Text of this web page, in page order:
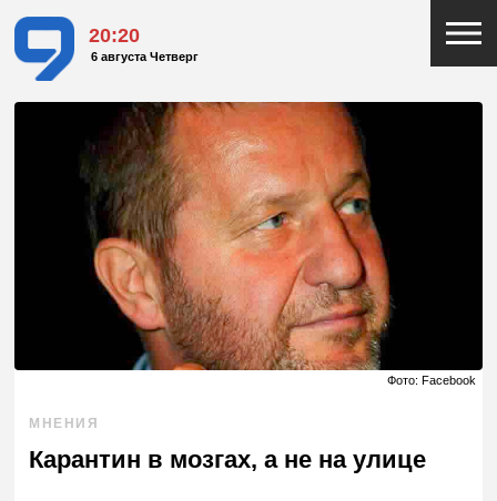
20:20
6 августа Четверг
Фото: Facebook
МНЕНИЯ
Карантин в мозгах, а не на улице